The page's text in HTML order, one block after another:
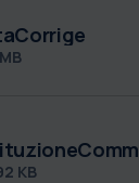
KB